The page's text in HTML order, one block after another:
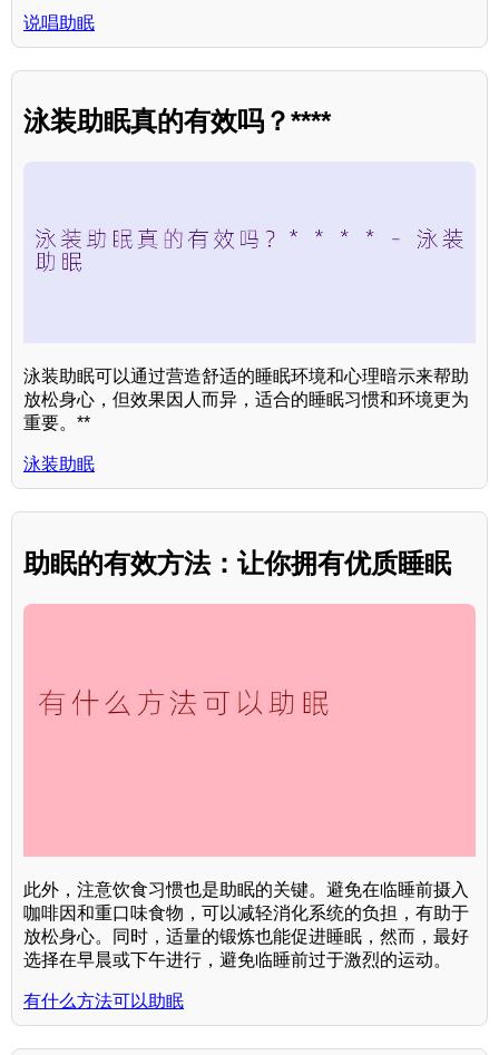
说唱助眠
泳装助眠真的有效吗？****
泳装助眠可以通过营造舒适的睡眠环境和心理暗示来帮助
放松身心，但效果因人而异，适合的睡眠习惯和环境更为
重要。**
泳装助眠
助眠的有效方法：让你拥有优质睡眠
此外，注意饮食习惯也是助眠的关键。避免在临睡前摄入
咖啡因和重口味食物，可以减轻消化系统的负担，有助于
放松身心。同时，适量的锻炼也能促进睡眠，然而，最好
选择在早晨或下午进行，避免临睡前过于激烈的运动。
有什么方法可以助眠